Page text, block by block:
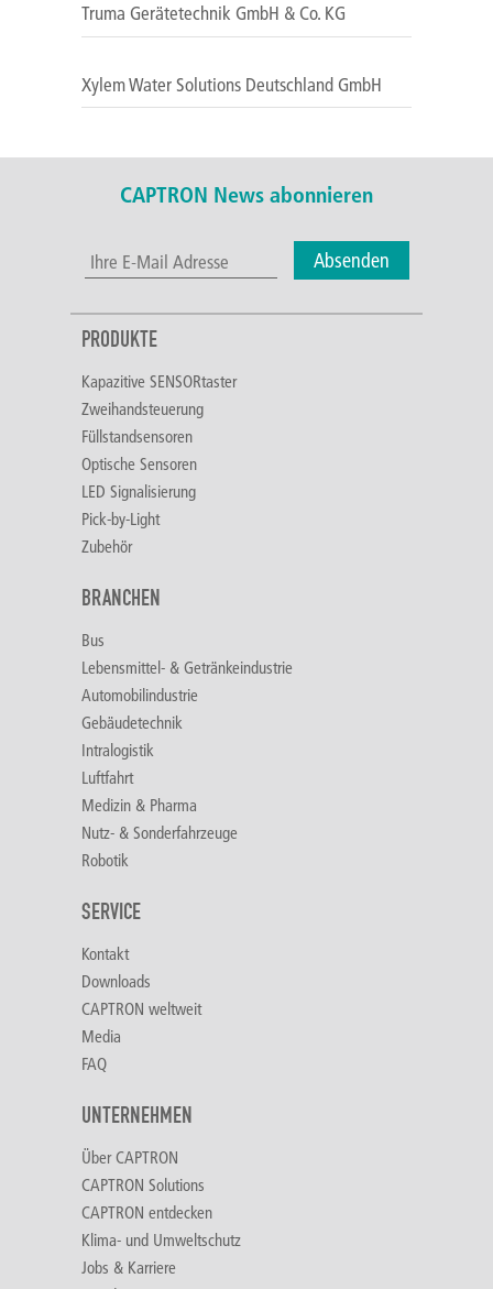
Truma Gerätetechnik GmbH & Co. KG
Xylem Water Solutions Deutschland GmbH
CAPTRON News abonnieren
Absenden
PRODUKTE
Kapazitive SENSORtaster
Zweihandsteuerung
Füllstandsensoren
Optische Sensoren
LED Signalisierung
Pick-by-Light
Zubehör
BRANCHEN
Bus
Lebensmittel- & Getränkeindustrie
Automobilindustrie
Gebäudetechnik
Intralogistik
Luftfahrt
Medizin & Pharma
Nutz- & Sonderfahrzeuge
Robotik
SERVICE
Kontakt
Downloads
CAPTRON weltweit
Media
FAQ
UNTERNEHMEN
Über CAPTRON
CAPTRON Solutions
CAPTRON entdecken
Klima- und Umweltschutz
Jobs & Karriere